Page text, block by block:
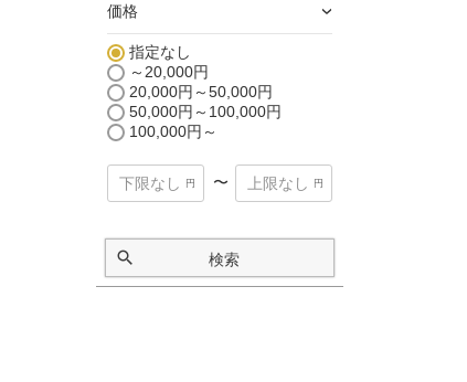
価格 ›
指定なし
～20,000円
20,000円～50,000円
50,000円～100,000円
100,000円～
〜
検索